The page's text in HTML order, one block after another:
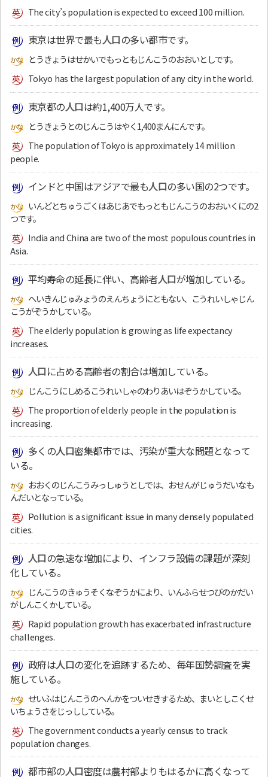
The city’s population is expected to exceed 100 million.
東京は世界で最も人口の多い都市です。
とうきょうはせかいでもっともじんこうのおおいとしです。
Tokyo has the largest population of any city in the world.
東京都の人口は約1,400万人です。
とうきょうとのじんこうはやく1,400まんにんです。
The population of Tokyo is approximately 14 million
people.
インドと中国はアジアで最も人口の多い国の2つです。
いんどとちゅうごくはあじあでもっともじんこうのおおいくにの2
つです。
India and China are two of the most populous countries in
Asia.
平均寿命の延長に伴い、高齢者人口が増加している。
へいきんじゅみょうのえんちょうにともない、こうれいしゃじん
こうがぞうかしている。
The elderly population is growing as life expectancy
increases.
人口に占める高齢者の割合は増加している。
じんこうにしめるこうれいしゃのわりあいはぞうかしている。
The proportion of elderly people in the population is
increasing.
多くの人口密集都市では、汚染が重大な問題となって
いる。
おおくのじんこうみっしゅうとしでは、おせんがじゅうだいなも
んだいとなっている。
Pollution is a significant issue in many densely populated
cities.
人口の急速な増加により、インフラ設備の課題が深刻
化している。
じんこうのきゅうそくなぞうかにより、いんふらせつびのかだい
がしんこくかしている。
Rapid population growth has exacerbated infrastructure
challenges.
政府は人口の変化を追跡するため、毎年国勢調査を実
施している。
せいふはじんこうのへんかをついせきするため、まいとしこくせ
いちょうさをじっししている。
The government conducts a yearly census to track
population changes.
都市部の人口密度は農村部よりもはるかに高くなって